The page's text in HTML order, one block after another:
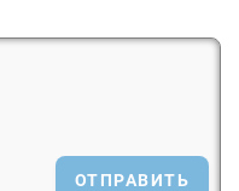
ОТПРАВИТЬ